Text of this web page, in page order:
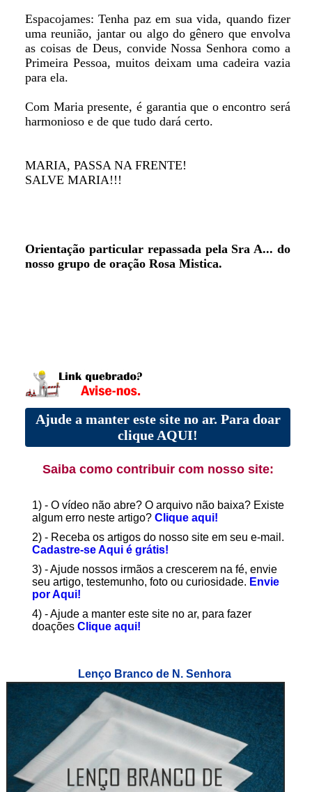
Espacojames: Tenha paz em sua vida, quando fizer
uma reunião, jantar ou algo do gênero que envolva
as coisas de Deus, convide Nossa Senhora como a
Primeira Pessoa, muitos deixam uma cadeira vazia
para ela.
Com Maria presente, é garantia que o encontro será
harmonioso e de que tudo dará certo.
MARIA, PASSA NA FRENTE!
SALVE MARIA!!!
Orientação particular repassada pela Sra A... do
nosso grupo de oração Rosa Mistica.
Ajude a manter este site no ar. Para doar
clique AQUI!
Saiba como contribuir com nosso site:
1) - O vídeo não abre? O arquivo não baixa? Existe
algum erro neste artigo? Clique aqui!
2) - Receba os artigos do nosso site em seu e-mail.
Cadastre-se Aqui é grátis!
3) - Ajude nossos irmãos a crescerem na fé, envie
seu artigo, testemunho, foto ou curiosidade. Envie
por Aqui!
4) - Ajude a manter este site no ar, para fazer
doações Clique aqui!
Lenço Branco de N. Senhora